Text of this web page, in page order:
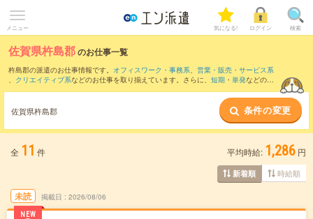
メニュー 気になる! ログイン 検索
佐賀県杵島郡のお仕事一覧
杵島郡の派遣のお仕事情報です。 オフィスワーク・事務系、 営業・販売・サービス系
、 クリエイティブ系などのお仕事を取り揃えています。さらに、 短期 ・ 単発などの期
また、多久市・
など隣接エリアのお仕事もご確認いただけま
す。
佐賀県杵島郡 条件の変更
全 11 件 平均時給: 1,286 円
新着順 時給順
未読
NEW
掲載日 2026/08/06